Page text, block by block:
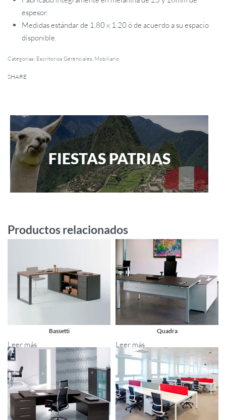
espesor.
Medidas estándar de 1.80 x 1.20 ó de acuerdo a su espacio
disponible.
Categorías: Escritorios Gerenciales, Mobiliario
SHARE
FIESTAS PATRIAS
Productos relacionados
Bassetti
Leer más
Quadra
Leer más